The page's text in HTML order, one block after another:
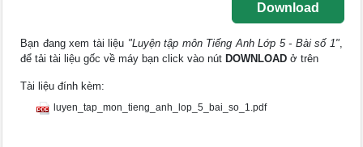
Download
Bạn đang xem tài liệu "Luyện tập môn Tiếng Anh Lớp 5 - Bài số 1",
để tải tài liệu gốc về máy bạn click vào nút DOWNLOAD ở trên
Tài liệu đính kèm:
luyen_tap_mon_tieng_anh_lop_5_bai_so_1.pdf